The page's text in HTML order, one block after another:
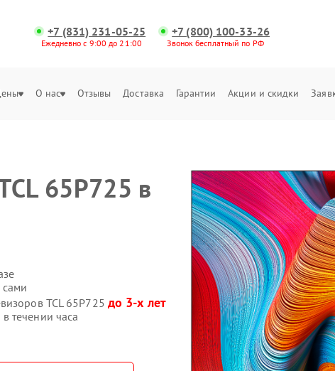
+7 (831) 231-05-25
Ежедневно с 9:00 до 21:00
+7 (800) 100-33-26
Звонок бесплатный по РФ
О нас Отзывы Доставка Гарантии Акции и скидки
65P725 в
TCL 65P725 до 3-х лет
течении часа